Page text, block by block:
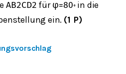
AB2CD2 für φ=80∘ in die
ein. (1 P)